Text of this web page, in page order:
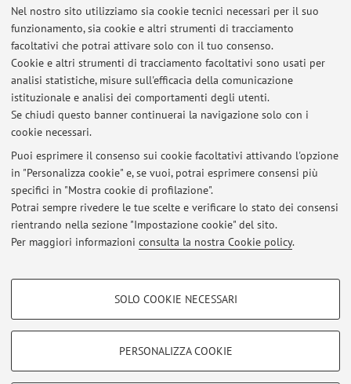
Nel nostro sito utilizziamo sia cookie tecnici necessari per il suo
funzionamento, sia cookie e altri strumenti di tracciamento
facoltativi che potrai attivare solo con il tuo consenso.
Cookie e altri strumenti di tracciamento facoltativi sono usati per
analisi statistiche, misure sull'efficacia della comunicazione
istituzionale e analisi dei comportamenti degli utenti.
Se chiudi questo banner continuerai la navigazione solo con i
cookie necessari.
Puoi esprimere il consenso sui cookie facoltativi attivando l'opzione
in "Personalizza cookie" e, se vuoi, potrai esprimere consensi più
specifici in "Mostra cookie di profilazione".
Potrai sempre rivedere le tue scelte e verificare lo stato dei consensi
rientrando nella sezione "Impostazione cookie" del sito.
Per maggiori informazioni consulta la nostra Cookie policy.
COOKIE DI PROFILAZIONE - FACOLTATIVI
SOLO COOKIE NECESSARI
PERSONALIZZA COOKIE
E-mail: lucia.vorlicek2@unibo.it
Dipartimento di Ingegneria Civile, Chimica, Ambientale e
dei Materiali
Viale del Risorgimento 2, Bologna -
Vai alla mappa
Ultimi avvisi
Al momento non sono presenti avvisi.
Area riservata
Accedi tramiteloginper gestire tutti i contenuti del sito.